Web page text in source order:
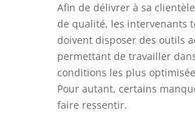
Afin de délivrer à sa
de qualité, les intervenants
doivent disposer des outils
permettant de travailler
conditions les plus
Pour autant, certains
faire ressentir.